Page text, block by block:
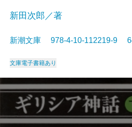
新田次郎／著
新潮文庫 978-4-10-112219-9
文庫電子書籍あり